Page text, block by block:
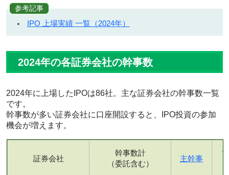
参考記事
IPO 上場実績 一覧（2024年）
2024年の各証券会社の幹事数
2024年に上場したIPOは86社。主な証券会社の幹事数一覧
です。
幹事数が多い証券会社に口座開設すると、IPO投資の参加
機会が増えます。
証券会社
幹事数計
（委託含む）
主幹事